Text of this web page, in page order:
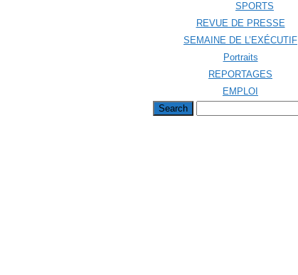
SPORTS
REVUE DE PRESSE
SEMAINE DE L’EXÉCUTIF
Portraits
REPORTAGES
EMPLOI